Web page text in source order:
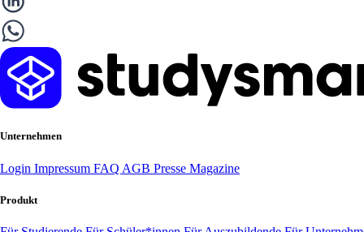
Unternehmen
Login Impressum FAQ AGB Presse Magazine
Produkt